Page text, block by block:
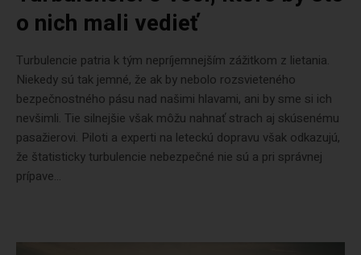
o nich mali vedieť
Turbulencie patria k tým nepríjemnejším zážitkom z lietania.
Niekedy sú tak jemné, že ak by nebolo rozsvieteného
bezpečnostného pásu nad našimi hlavami, ani by sme si ich
nevšimli. Tie silnejšie však môžu nahnať strach aj skúsenému
pasažierovi. Piloti a experti na leteckú dopravu však odkazujú,
že štatisticky turbulencie nebezpečné nie sú a pri správnej
prípave...